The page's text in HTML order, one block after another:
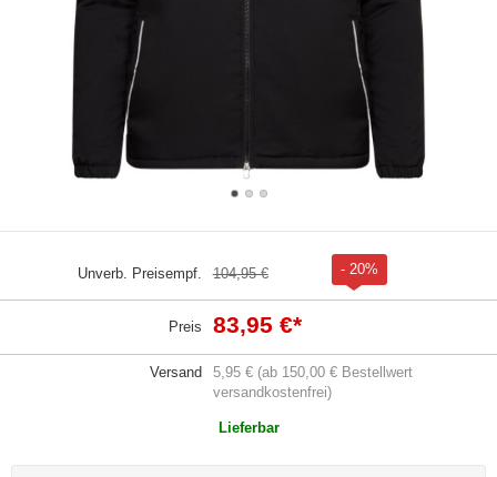
Unverb. Preisempf. 104,95 € - 20%
Preis 83,95 €*
Versand
5,95 € (ab 150,00 € Bestellwert
versandkostenfrei)
Lieferbar